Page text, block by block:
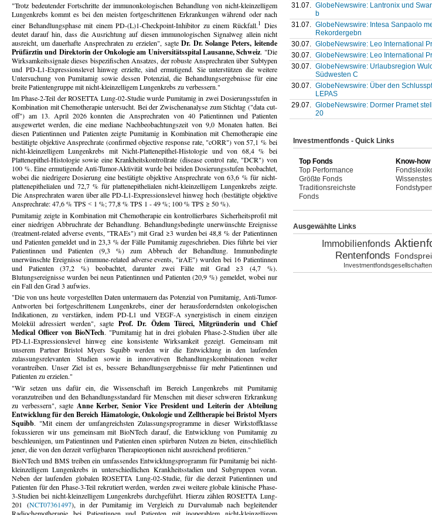
"Trotz bedeutender Fortschritte der immunonkologischen Behandlung von nicht-kleinzelligem
Lungenkrebs kommt es bei den meisten fortgeschrittenen Erkrankungen während oder nach
einer Behandlungsphase mit einem PD-(L)1-Checkpoint-Inhibitor zu einem Rückfall.1 Dies
deutet darauf hin, dass die Ausrichtung auf diesen immunologischen Signalweg allein nicht
ausreicht, um dauerhafte Ansprechraten zu erzielen", sagteDr. Dr. Solange Peters, leitende
Prüfärztin und Direktorin der Onkologie am Universitätsspital Lausanne, Schweiz. "Die
Wirksamkeitssignale dieses bispezifischen Ansatzes, der robuste Ansprechraten über Subtypen
und PD-L1-Expressionslevel hinweg erzielte, sind ermutigend. Sie unterstützen die weitere
Untersuchung von Pumitamig sowie dessen Potenzial, die Behandlungsergebnisse für eine
breite Patientengruppe mit nicht-kleinzelligem Lungenkrebs zu verbessern."
Im Phase-2-Teil der ROSETTA Lung-02-Studie wurde Pumitamig in zwei Dosierungsstufen in
Kombination mit Chemotherapie untersucht. Bei der Zwischenanalyse zum Stichtag ("data cut-
off") am 13. April 2026 konnten die Ansprechraten von 40 Patientinnen und Patienten
ausgewertet werden, die eine mediane Nachbeobachtungszeit von 9,0 Monaten hatten. Bei
diesen Patientinnen und Patienten zeigte Pumitamig in Kombination mit Chemotherapie eine
bestätigte objektive Ansprechrate (confirmed objective response rate, "cORR") von 57,1 % bei
nicht-kleinzelligem Lungenkrebs mit Nicht-Plattenepithel-Histologie und von 68,4 % bei
Plattenepithel-Histologie sowie eine Krankheitskontrollrate (disease control rate, "DCR") von
100 %. Eine ermutigende Anti-Tumor-Aktivität wurde bei beiden Dosierungsstufen beobachtet,
wobei die niedrigere Dosierung eine bestätigte objektive Ansprechrate von 63,6 % für nicht-
plattenepithelialen und 72,7 % für plattenepithelialen nicht-kleinzelligem Lungenkrebs zeigte.
Die Ansprechraten waren über alle PD-L1-Expressionslevel hinweg hoch (bestätigte objektive
Ansprechrate: 47,6 % TPS ˂ 1 %; 77,8 % TPS 1 - 49 %; 100 % TPS ≥ 50 %).
Pumitamig zeigte in Kombination mit Chemotherapie ein kontrollierbares Sicherheitsprofil mit
einer niedrigen Abbruchrate der Behandlung. Behandlungsbedingte unerwünschte Ereignisse
(treatment-related adverse events, "TRAEs") mit Grad ≥3 wurden bei 48,8 % der Patientinnen
und Patienten gemeldet und in 23,3 % der Fälle Pumitamig zugeschrieben. Dies führte bei vier
Patientinnen und Patienten (9,3 %) zum Abbruch der Behandlung. Immunbedingte
unerwünschte Ereignisse (immune-related adverse events, "irAE") wurden bei 16 Patientinnen
und Patienten (37,2 %) beobachtet, darunter zwei Fälle mit Grad ≥3 (4,7 %).
Blutungsereignisse wurden bei neun Patientinnen und Patienten (20,9 %) gemeldet, wobei nur
ein Fall den Grad 3 aufwies.
"Die von uns heute vorgestellten Daten untermauern das Potenzial von Pumitamig, Anti-Tumor-
Antworten bei fortgeschrittenem Lungenkrebs, einer der herausforderndsten onkologischen
Indikationen, zu verstärken, indem PD-L1 und VEGF-A synergistisch in einem einzigen
Molekül adressiert werden", sagteProf. Dr. Özlem Türeci, Mitgründerin und Chief
Medical Officer von BioNTech. "Pumitamig hat in drei globalen Phase-2-Studien über alle
PD-L1-Expressionslevel hinweg eine konsistente Wirksamkeit gezeigt. Gemeinsam mit
unserem Partner Bristol Myers Squibb werden wir die Entwicklung in den laufenden
zulassungsrelevanten Studien sowie in innovativen Behandlungskombinationen weiter
vorantreiben. Unser Ziel ist es, bessere Behandlungsergebnisse für mehr Patientinnen und
Patienten zu erzielen."
"Wir setzen uns dafür ein, die Wissenschaft im Bereich Lungenkrebs mit Pumitamig
voranzutreiben und den Behandlungsstandard für Menschen mit dieser schweren Erkrankung
zu verbessern", sagte Anne Kerber, Senior Vice President und Leiterin der Abteilung
Entwicklung für den Bereich Hämatologie, Onkologie und Zelltherapie bei Bristol Myers
Squibb. "Mit einem der umfangreichsten Zulassungsprogramme in dieser Wirkstoffklasse
fokussieren wir uns gemeinsam mit BioNTech darauf, die Entwicklung von Pumitamig zu
beschleunigen, um Patientinnen und Patienten einen spürbaren Nutzen zu bieten, einschließlich
jener, die von den derzeit verfügbaren Therapieoptionen nicht ausreichend profitieren."
BioNTech und BMS treiben ein umfassendes Entwicklungsprogramm für Pumitamig bei nicht-
kleinzelligem Lungenkrebs in unterschiedlichen Krankheitsstadien und Subgruppen voran.
Neben der laufenden globalen ROSETTA Lung-02-Studie, für die derzeit Patientinnen und
Patienten für den Phase-3-Teil rekrutiert werden, werden zwei weitere globale klinische Phase-
3-Studien bei nicht-kleinzelligem Lungenkrebs durchgeführt. Hierzu zählen ROSETTA Lung-
201 (NCT07361497), in der Pumitamig im Vergleich zu Durvalumab nach begleitender
31.07.
GlobeNewswire: Lantronix und
b
31.07.
GlobeNewswire: Intesa Sanpaolo
Rekordergebn
30.07.
GlobeNewswire: Leo International
30.07.
GlobeNewswire: Leo International
30.07.
GlobeNewswire: Urlaubsregion
Südwesten C
30.07.
GlobeNewswire: Über den
LEPAS
29.07.
GlobeNewswire: Dormer Pramet
20
Investmentfonds - Quick Links
Top Fonds
Top Performance
Größte Fonds
Traditionsreichste
Fonds
Know-how
Fondstypen
Ausgewählte Links
Immobilienfonds
Rentenfonds
Investmentfondsgesellschaften